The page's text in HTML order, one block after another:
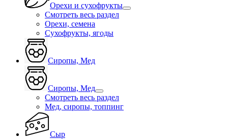
Орехи и сухофрукты
Смотреть весь раздел
Орехи, семена
Сухофрукты, ягоды
Сиропы, Мед
Сиропы, Мед
Смотреть весь раздел
Мед, сиропы, топпинг
Сыр